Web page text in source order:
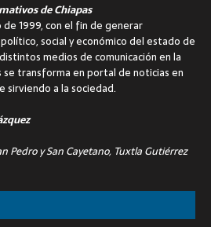
de Chiapas
1999, con el fin de generar
social y económico del estado de
medios de comunicación en la
se transforma en portal de noticias en
a la sociedad.
Pedro y San Cayetano, Tuxtla Gutiérrez